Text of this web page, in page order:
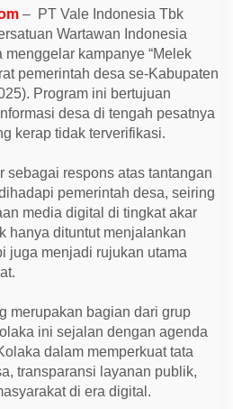
– PT Vale Indonesia Tbk
Wartawan Indonesia
kampanye “Melek
pemerintah desa se-Kabupaten
Program ini bertujuan
desa di tengah pesatnya
kerap tidak terverifikasi.
sebagai respons atas tantangan
pemerintah desa, seiring
media digital di tingkat akar
hanya dituntut menjalankan
juga menjadi rujukan utama
merupakan bagian dari grup
ini sejalan dengan agenda
dalam memperkuat tata
transparansi layanan publik,
di era digital.